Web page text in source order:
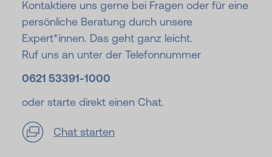
Kontaktiere uns gerne bei Fragen oder für eine
persönliche Beratung durch unsere
Expert*innen. Das geht ganz leicht.
Ruf uns an unter der Telefonnummer
0621 53391-1000
oder starte direkt einen Chat.
Chat starten